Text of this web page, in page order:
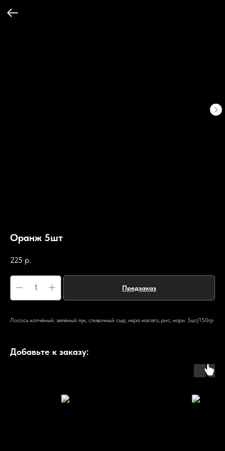
Оранж 5шт
225 р.
Предзаказ
Лосось копчёный, зелёный лук, сливочный сыр, икра масаго, рис, нори. 5шт/150гр
Добавьте к заказу: